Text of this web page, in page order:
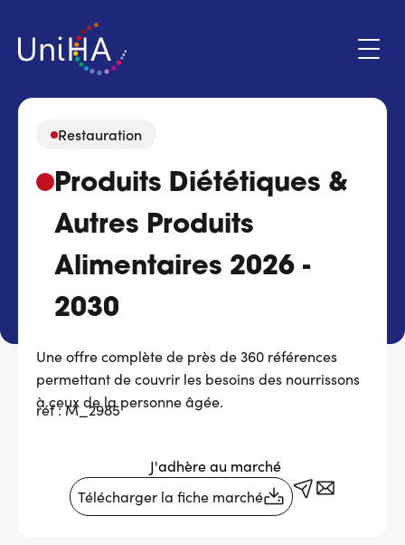
contenu
Menu
du
compte
l'utilisateur
Espace adhérent
Actualités & évènements
Fournisseurs
Restauration
Produits Diététiques &
Autres Produits
Alimentaires 2026 -
2030
Une offre complète de près de 360 références
permettant de couvrir les besoins des nourrissons
à ceux de la personne âgée.
réf : M_2985
J'adhère au marché
Télécharger la fiche marché